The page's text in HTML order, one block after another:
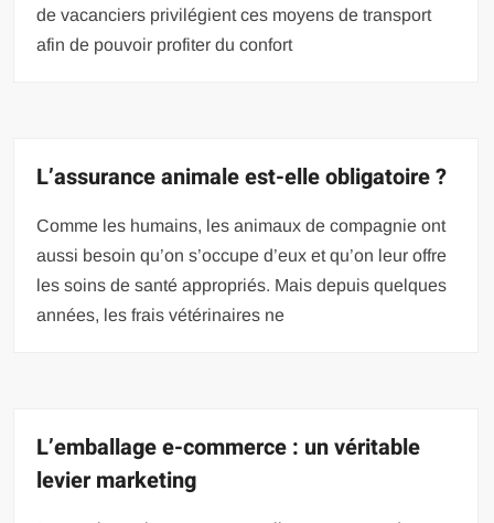
de vacanciers privilégient ces moyens de transport
afin de pouvoir profiter du confort
L’assurance animale est-elle obligatoire ?
Comme les humains, les animaux de compagnie ont
aussi besoin qu’on s’occupe d’eux et qu’on leur offre
les soins de santé appropriés. Mais depuis quelques
années, les frais vétérinaires ne
L’emballage e-commerce : un véritable
levier marketing